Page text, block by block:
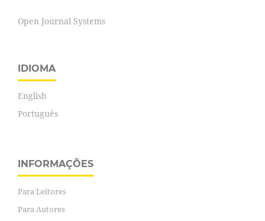
Open Journal Systems
IDIOMA
English
Português
INFORMAÇÕES
Para Leitores
Para Autores